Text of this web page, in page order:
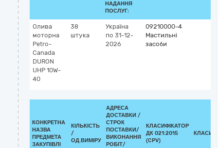
НАДАННЯ
ПОСЛУГ:
Олива
моторна
Petro-
Canada
DURON
UHP 10W-
40
38
штука
Україна
по 31-12-
2026
09210000-4
Мастильні
засоби
КОНКРЕТНА
НАЗВА
ПРЕДМЕТА
ЗАКУПІВЛІ
КІЛЬКІСТЬ
/
ОД.ВИМІРУ
АДРЕСА
ДОСТАВКИ /
СТРОК
ПОСТАВКИ/
ВИКОНАННЯ
РОБІТ/
КЛАСИФІКАТОР
ДК 021:2015
(CPV)